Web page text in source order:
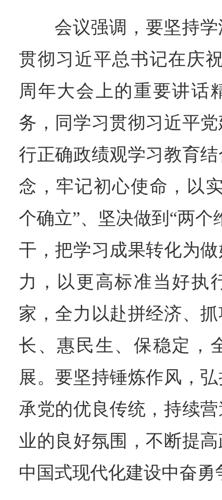
会议强调，要坚持
贯彻习近平总书记在庆
周年大会上的重要讲话
务，同学习贯彻习近平
行正确政绩观学习教育
念，牢记初心使命，以
个确立”、坚决做到“两个
干，把学习成果转化为
力，以更高标准当好执
家，全力以赴拼经济、
长、惠民生、保稳定，
展。要坚持锤炼作风，
承党的优良传统，持续
业的良好氛围，不断提
中国式现代化建设中奋